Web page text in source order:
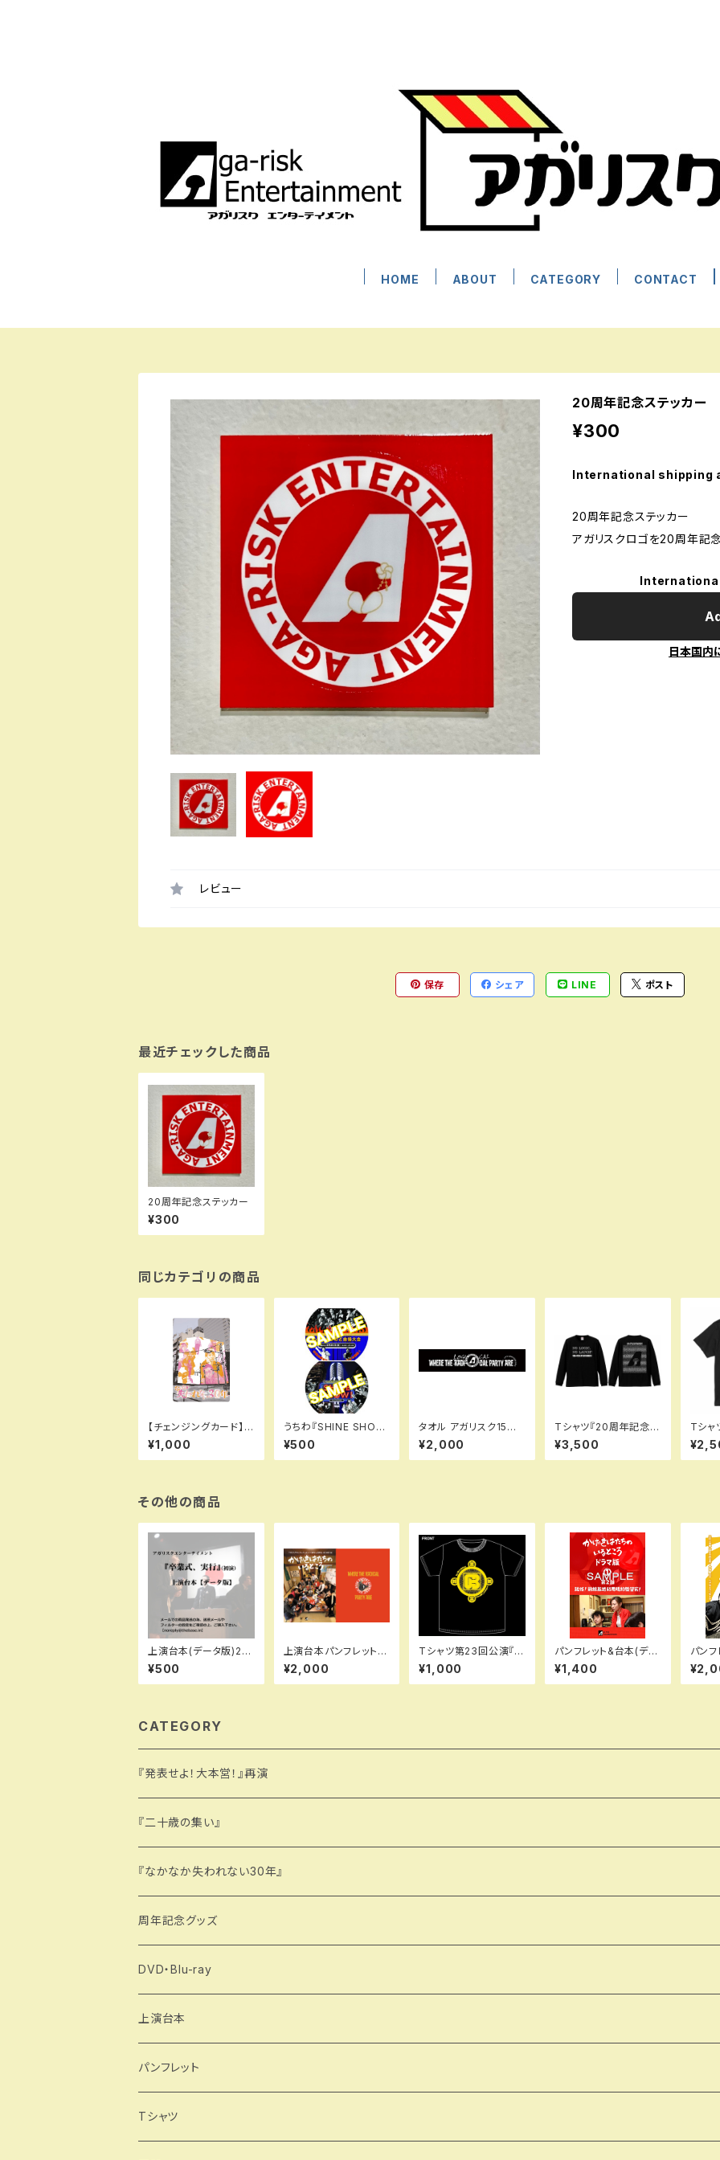
HOME ABOUT CATEGORY CONTACT
20周年記念ステッカー
¥300
International shipping
20周年記念ステッカー
アガリスクロゴを20周年記
日本国内
レビュー
保存 シェア LINE ポスト
最近チェックした商品
20周年記念ステッカー
¥300
同じカテゴリの商品
【チェンジングカード】
『なかなか失われない3
0年』
¥1,000
うちわ『SHINE SHO
W!』
¥500
タオル アガリスク15周
年記念タオル
¥2,000
Tシャツ『20周年記念T
シャツ』（長袖）
¥3,500
Tシ
周年
ック）
その他の商品
上演台本(データ版)25t
h『卒業式、実行』(初演)
¥500
上演台本パンフレット
(製本版)28th『かげき
はたちのいるところ』
（舞台版のみ）
¥2,000
Tシャツ第23回公演『時
をかける稽古場2.0』
¥1,000
パンフレット&台本(デー
タ版)かげきはたちのい
るところ（ドラマ版①）第
二話【就任！前線基地利
¥1,400
パン
表せよ
演）
CATEGORY
『発表せよ！大本営！』再演
『二十歳の集い』
『なかなか失われない30年』
周年記念グッズ
DVD・Blu-ray
上演台本
製本版
データ版
パンフレット
Tシャツ